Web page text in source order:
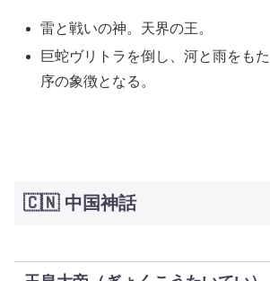
雷と戦いの神。天界の王。
巨蛇ヴリトラを倒し、河と雨をも
序の象徴となる。
🇨🇳 中国神話